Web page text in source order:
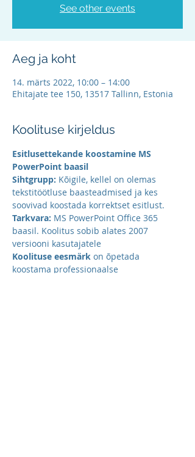
See other events
Aeg ja koht
14. märts 2022, 10:00 – 14:00
Ehitajate tee 150, 13517 Tallinn, Estonia
Koolituse kirjeldus
Esitlusettekande koostamine MS
PowerPoint baasil
Sihtgrupp: Kõigile, kellel on olemas
tekstitöötluse baasteadmised ja kes
soovivad koostada korrektset esitlust.
Tarkvara: MS PowerPoint Office 365
baasil. Koolitus sobib alates 2007
versiooni kasutajatele
Koolituse eesmärk on õpetada
koostama professionaalse